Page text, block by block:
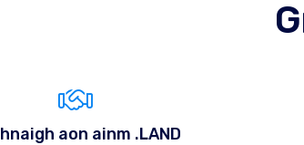
aon ainm .LAND